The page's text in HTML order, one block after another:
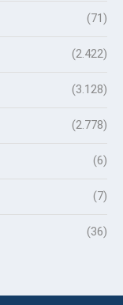
(71)
(2.422)
(3.128)
(2.778)
(6)
(7)
(36)